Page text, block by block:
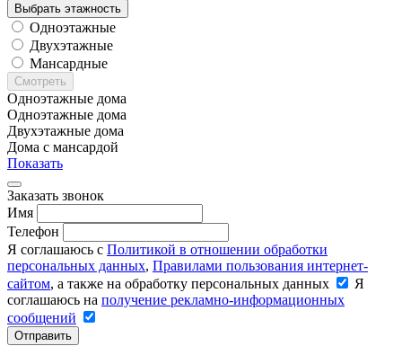
Выбрать этажность
Одноэтажные
Двухэтажные
Мансардные
Смотреть
Одноэтажные дома
Одноэтажные дома
Двухэтажные дома
Дома с мансардой
Показать
Заказать звонок
Имя
Телефон
Я соглашаюсь с Политикой в отношении обработки
персональных данных, Правилами пользования интернет-
сайтом, а также на обработку персональных данных
Я
соглашаюсь на получение рекламно-информационных
сообщений
Отправить